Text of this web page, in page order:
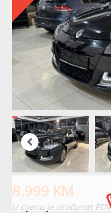
8.999 KM
U cijenu je uračunat PDV